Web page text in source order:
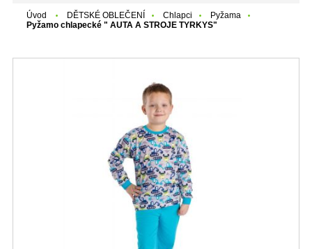
Úvod DĚTSKÉ OBLEČENÍ Chlapci
Pyžama
Pyžamo chlapecké " AUTA A STROJE TYRKYS"